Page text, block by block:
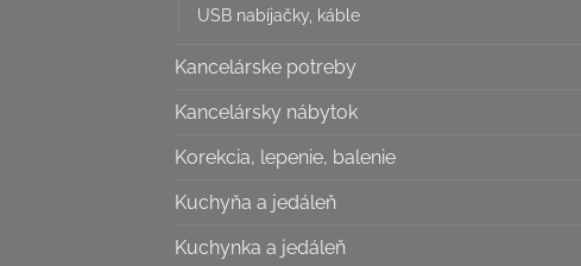
USB nabíjačky, káble
Kancelárske potreby
Kancelársky nábytok
Korekcia, lepenie, balenie
Kuchyňa a jedáleň
Kuchynka a jedáleň